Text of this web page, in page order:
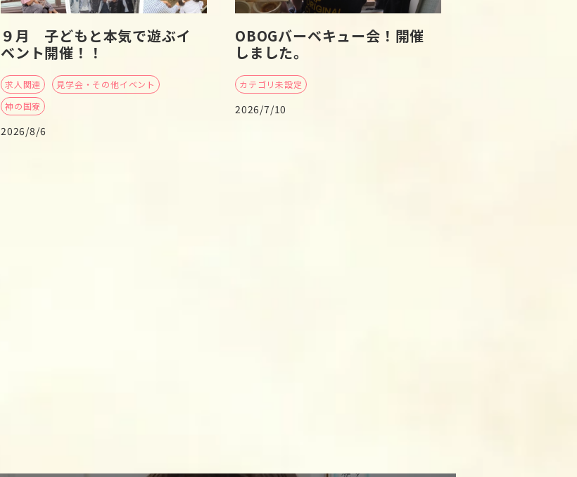
９月 子どもと本気で遊ぶイ
ベント開催！！
求人関連
見学会・その他イベント
神の国寮
2026/8/6
OBOGバーベキュー会！開催
しました。
カテゴリ未設定
2026/7/10